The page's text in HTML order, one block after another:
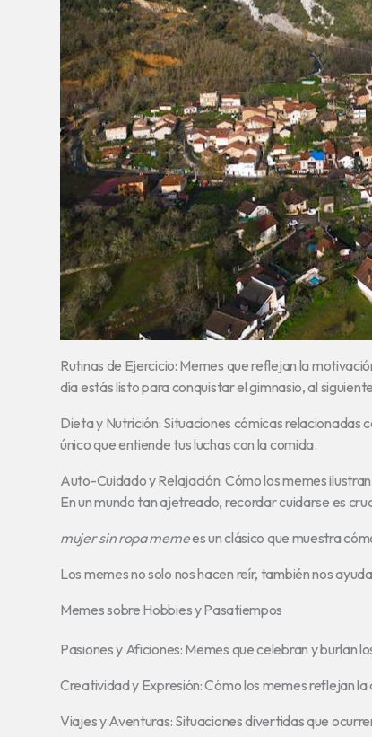
Rutinas de Ejercicio: Memes que reflejan la
día estás listo para conquistar el gimnasio, al
Dieta y Nutrición: Situaciones cómicas relacionadas
único que entiende tus luchas con la comida.
Auto-Cuidado y Relajación: Cómo los memes
En un mundo tan ajetreado, recordar cuidarse es
mujer sin ropa memees un clásico que muestra
Los memes no solo nos hacen reír, también nos
Memes sobre Hobbies y Pasatiempos
Pasiones y Aficiones: Memes que celebran y burlan
Creatividad y Expresión: Cómo los memes reflejan
Viajes y Aventuras: Situaciones divertidas que